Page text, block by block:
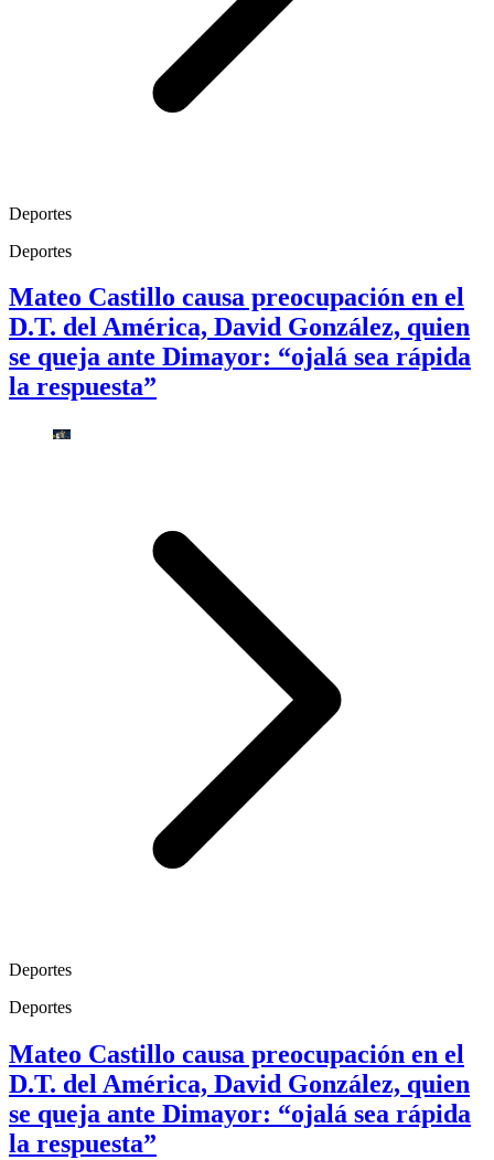
Deportes
Deportes
Mateo Castillo causa preocupación en el
D.T. del América, David González, quien
se queja ante Dimayor: “ojalá sea rápida
la respuesta”
Deportes
Deportes
Mateo Castillo causa preocupación en el
D.T. del América, David González, quien
se queja ante Dimayor: “ojalá sea rápida
la respuesta”